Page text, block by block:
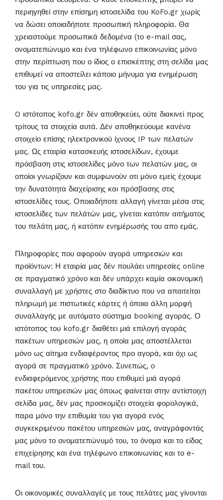
περιηγηθεί στην επίσημη ιστοσελίδα του KoFo.gr χωρίς
να δώσει οποιαδήποτε προσωπική πληροφορία. Θα
χρειαστούμε προσωπικά δεδομένα (το e-mail σας,
ονοματεπώνυμο και ένα τηλέφωνο επικοινωνίας μόνο
στην περίπτωση που ο ίδιος ο επισκέπτης στη σελίδα μας
επιθυμεί να αποστείλει κάποιο μήνυμα για ενημέρωση
του για τις υπηρεσίες μας.
O ιστότοπος kofo.gr δέν αποθηκεύει, ούτε διακινεί προς
τρίτους τα στοιχεία αυτά. Δέν αποθηκεύουμε κανένα
στοιχείο επίσης ηλεκτρονικού ίχνους IP των πελατών
μας. Ως εταιρία κατασκευής ιστοσελίδων, έχουμε
πρόσβαση στις ιστοσελίδες μόνο των πελατών μας, οι
οποίοι γνωρίζουν και συμφωνούν οτι μόνο εμείς έχουμε
την δυνατότητα διαχείρισης και πρόσβασης στις
ιστοσελίδες τους. Οποιαδήποτε αλλαγή γίνεται μέσα στις
ιστοσελίδες των πελάτών μας, γίνεται κατόπιν αιτήματος
του πελάτη μας, ή κατόπιν ενημέρωσής του απο εμάς.
Πληροφορίες που αφορούν αγορά υπηρεσιών και
προϊόντων: Η εταιρία μας δέν πουλάει υπηρεσίες online
σε πραγματικό χρόνο και δέν υπάρχει καμία οικονομική
συναλλαγή με χρήστες στο διαδίκτυο που να απαιτείται
πληρωμή με πιστωτικές κάρτες ή όποια άλλη μορφή
συναλλαγής με αυτόματο σύστημα booking αγοράς. Ο
ιστότοπος του kofo.gr διαθέτει μιά επιλογή αγοράς
πακέτων υπηρεσιών μας, η οποία μας αποστέλλεται
μόνο ως αίτημα ενδιαφέροντος προ αγορά, και όχι ως
αγορά σε πραγματικό χρόνο. Συνεπώς, ο
ενδιαφερόμενος χρήστης που επιθυμεί μιά αγορά
πακέτου υπηρεσιών μας όποως φαίνεται στην αντίστοιχη
σελίδα μας, δέν μας προσκομίζει στοιχεία φορολογικά,
παρα μόνο την επιθυμία του για αγορά ενός
συγκεκριμένου πακέτου υπηρεσιών μας, αναγράφοντάς
μας μόνο το ονοματεπώνυμό του, το όνομα και το είδος
επιχείρησης και ένα τηλέφωνο επικοινωνίας και το e-
mail του.
Οι οικονομικές συναλλαγές με τους πελάτες μας γίνονται